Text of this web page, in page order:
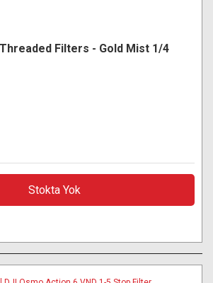
Filters - Gold Mist 1/4
Stokta Yok